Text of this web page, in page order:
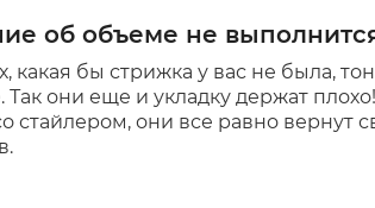
об объеме не
какая бы стрижка у вас не была,
Так они еще и укладку держат
стайлером, они все равно вернут